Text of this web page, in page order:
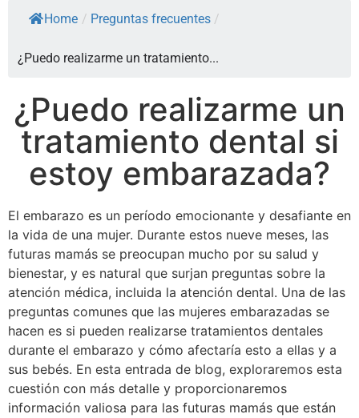
Home / Preguntas frecuentes /
¿Puedo realizarme un tratamiento...
¿Puedo realizarme un
tratamiento dental si
estoy embarazada?
El embarazo es un período emocionante y desafiante en
la vida de una mujer. Durante estos nueve meses, las
futuras mamás se preocupan mucho por su salud y
bienestar, y es natural que surjan preguntas sobre la
atención médica, incluida la atención dental. Una de las
preguntas comunes que las mujeres embarazadas se
hacen es si pueden realizarse tratamientos dentales
durante el embarazo y cómo afectaría esto a ellas y a
sus bebés. En esta entrada de blog, exploraremos esta
cuestión con más detalle y proporcionaremos
información valiosa para las futuras mamás que están